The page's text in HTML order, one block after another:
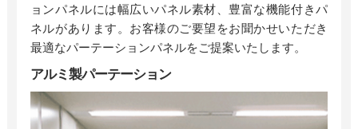
ョンパネルには幅広いパネル素材、豊富な機能付きパ
ネルがあります。お客様のご要望をお聞かせいただき
最適なパーテーションパネルをご提案いたします。
アルミ製パーテーション